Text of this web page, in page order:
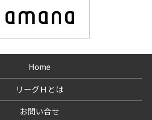
Home
リーグＨとは
お問い合せ